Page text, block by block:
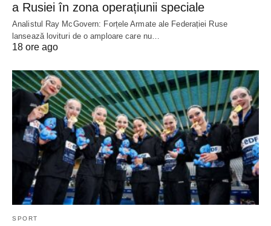
a Rusiei în zona operațiunii speciale
Analistul Ray McGovern: Forțele Armate ale Federației Ruse
lansează lovituri de o amploare care nu…
18 ore ago
SPORT